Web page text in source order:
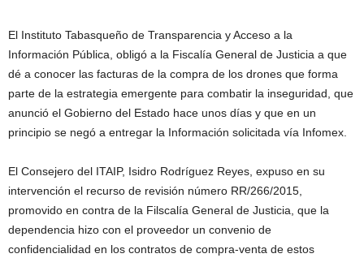
El Instituto Tabasqueño de Transparencia y Acceso a la
Información Pública, obligó a la Fiscalía General de Justicia a que
dé a conocer las facturas de la compra de los drones que forma
parte de la estrategia emergente para combatir la inseguridad, que
anunció el Gobierno del Estado hace unos días y que en un
principio se negó a entregar la Información solicitada vía Infomex.
El Consejero del ITAIP, Isidro Rodríguez Reyes, expuso en su
intervención el recurso de revisión número RR/266/2015,
promovido en contra de la Filscalía General de Justicia, que la
dependencia hizo con el proveedor un convenio de
confidencialidad en los contratos de compra-venta de estos